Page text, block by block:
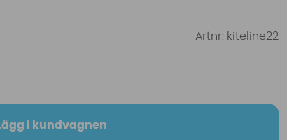
Artnr: kiteline22
i kundvagnen